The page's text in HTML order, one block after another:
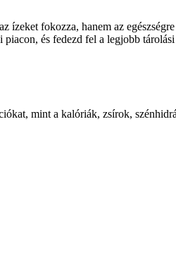
ízeket fokozza, hanem az
és fedezd fel a legjobb
mint a kalóriák, zsírok,